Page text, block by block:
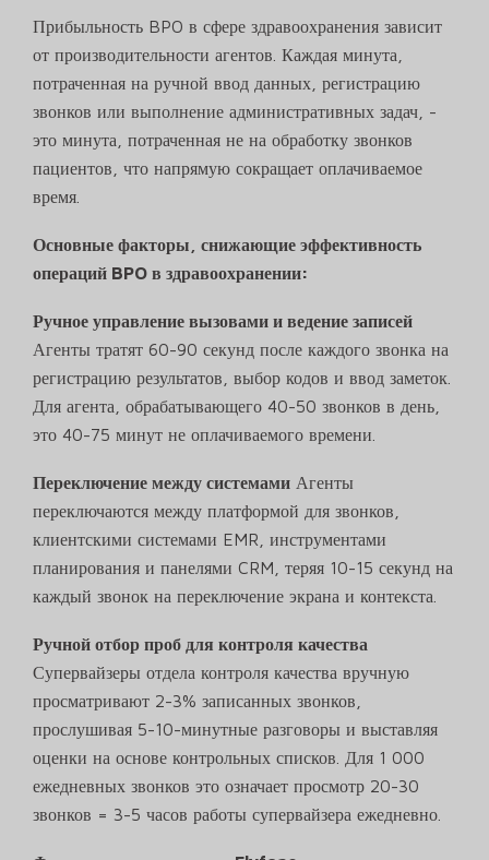
Прибыльность BPO в сфере здравоохранения зависит
от производительности агентов. Каждая минута,
потраченная на ручной ввод данных, регистрацию
звонков или выполнение административных задач, -
это минута, потраченная не на обработку звонков
пациентов, что напрямую сокращает оплачиваемое
время.
Основные факторы, снижающие эффективность
операций BPO в здравоохранении:
Ручное управление вызовами и ведение записей
Агенты тратят 60-90 секунд после каждого звонка на
регистрацию результатов, выбор кодов и ввод заметок.
Для агента, обрабатывающего 40-50 звонков в день,
это 40-75 минут не оплачиваемого времени.
Переключение между системами Агенты
переключаются между платформой для звонков,
клиентскими системами EMR, инструментами
планирования и панелями CRM, теряя 10-15 секунд на
каждый звонок на переключение экрана и контекста.
Ручной отбор проб для контроля качества
Супервайзеры отдела контроля качества вручную
просматривают 2-3% записанных звонков,
прослушивая 5-10-минутные разговоры и выставляя
оценки на основе контрольных списков. Для 1 000
ежедневных звонков это означает просмотр 20-30
звонков = 3-5 часов работы супервайзера ежедневно.